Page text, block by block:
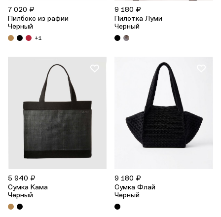
7 020 ₽
Пилбокс из рафии
Черный
+1
9 180 ₽
Пилотка Луми
Черный
5 940 ₽
Сумка Кама
Черный
9 180 ₽
Сумка Флай
Черный